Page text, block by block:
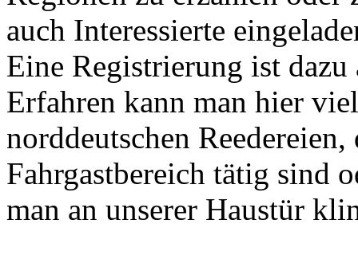
auch Interessierte
Eine Registrierung ist
Erfahren kann man hier
norddeutschen
Fahrgastbereich tätig sind
man an unserer Haustür